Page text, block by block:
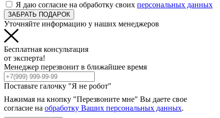
Я даю согласие на обработку своих персональных данных
ЗАБРАТЬ ПОДАРОК
Уточняйте информацию у наших менеджеров
Бесплатная консультация
от эксперта!
Менеджер перезвонит в ближайшее время
Поставьте галочку "Я не робот"
Нажимая на кнопку "Перезвоните мне" Вы даете свое
согласие на обработку Ваших персональных данных.